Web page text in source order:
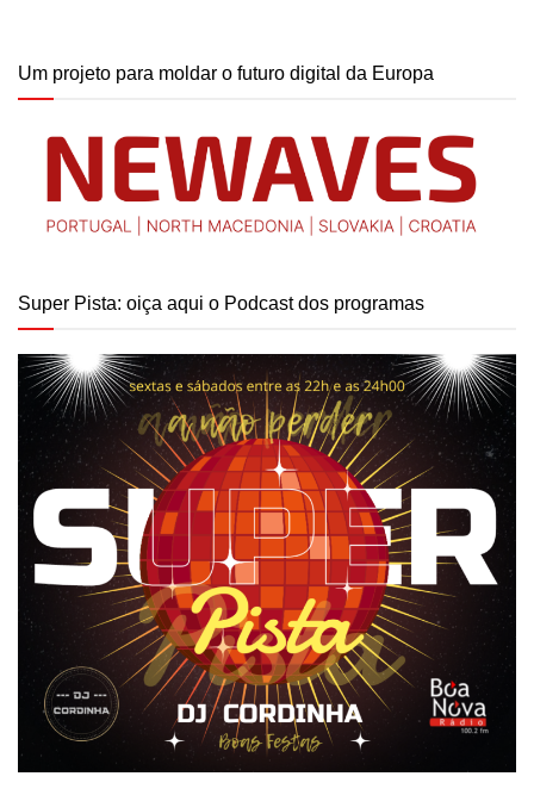
Um projeto para moldar o futuro digital da Europa
Super Pista: oiça aqui o Podcast dos programas